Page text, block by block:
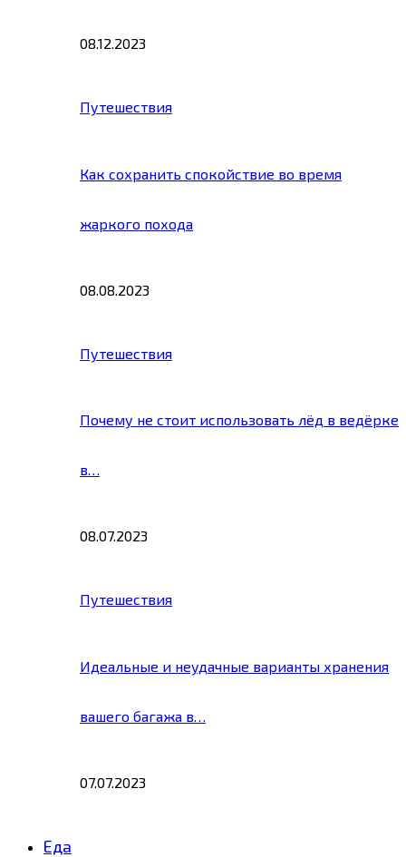
08.12.2023
Путешествия
Как сохранить спокойствие во время
жаркого похода
08.08.2023
Путешествия
Почему не стоит использовать лёд в ведёрке
в…
08.07.2023
Путешествия
Идеальные и неудачные варианты хранения
вашего багажа в…
07.07.2023
Еда